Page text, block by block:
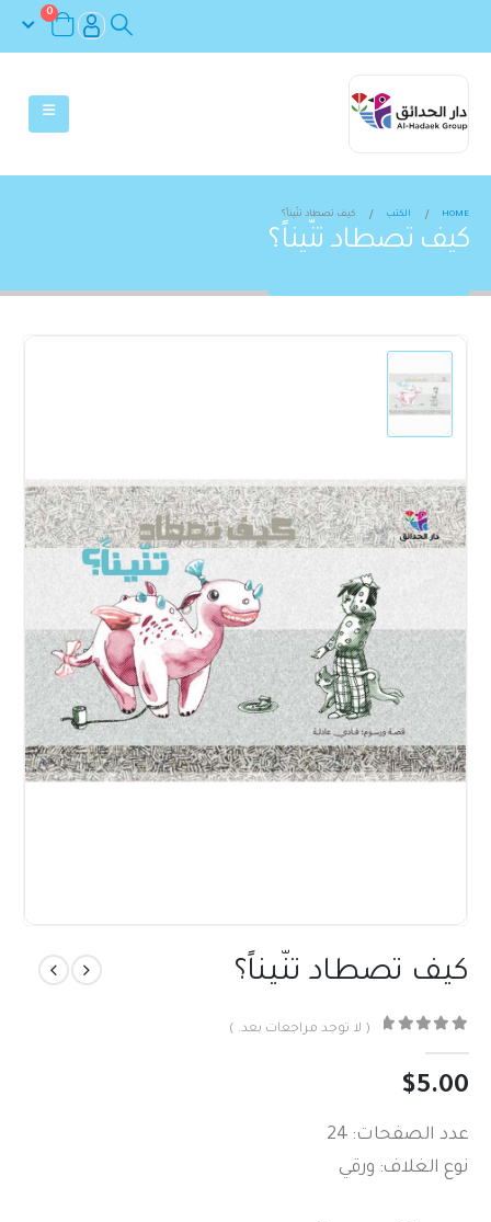
0
HOME الكتب كيف تصطاد تنّيناً؟
كيف تصطاد تنّيناً؟
كيف تصطاد تنّيناً؟
( لا توجد مراجعات بعد. )
$5.00
عدد الصفحات: 24
نوع الغلاف: ورقي